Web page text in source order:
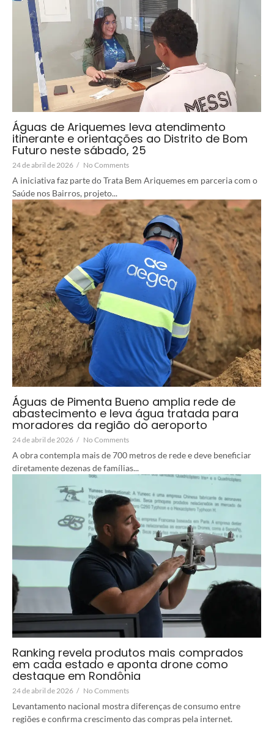
Águas de Ariquemes leva atendimento
itinerante e orientações ao Distrito de Bom
Futuro neste sábado, 25
24 de abril de 2026 / No Comments
A iniciativa faz parte do Trata Bem Ariquemes em parceria com o
Saúde nos Bairros, projeto...
Águas de Pimenta Bueno amplia rede de
abastecimento e leva água tratada para
moradores da região do aeroporto
24 de abril de 2026 / No Comments
A obra contempla mais de 700 metros de rede e deve beneficiar
diretamente dezenas de famílias...
Ranking revela produtos mais comprados
em cada estado e aponta drone como
destaque em Rondônia
24 de abril de 2026 / No Comments
Levantamento nacional mostra diferenças de consumo entre
regiões e confirma crescimento das compras pela internet.